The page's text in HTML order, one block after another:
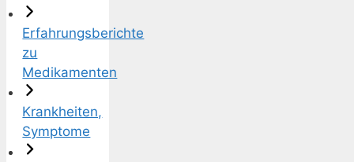
Erfahrungsberichte
zu
Medikamenten
Krankheiten,
Symptome